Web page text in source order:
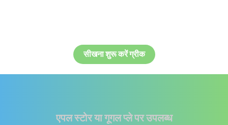
सीखना शुरू करें ग्रीक
एपल स्टोर या गूगल प्ले पर उपलब्ध